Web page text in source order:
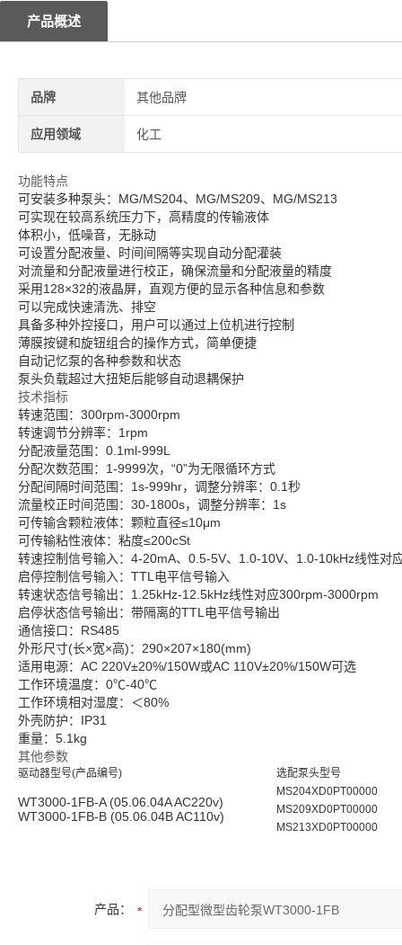
产品概述
品牌 其他品牌
应用领域 化工
功能特点
可安装多种泵头：MG/MS204、MG/MS209、MG/MS213
可实现在较高系统压力下，高精度的传输液体
体积小，低噪音，无脉动
可设置分配液量、时间间隔等实现自动分配灌装
对流量和分配液量进行校正，确保流量和分配液量的精度
采用128×32的液晶屏，直观方便的显示各种信息和参数
可以完成快速清洗、排空
具备多种外控接口，用户可以通过上位机进行控制
薄膜按键和旋钮组合的操作方式，简单便捷
自动记忆泵的各种参数和状态
泵头负载超过大扭矩后能够自动退耦保护
技术指标
转速范围：300rpm-3000rpm
转速调节分辨率：1rpm
分配液量范围：0.1ml-999L
分配次数范围：1-9999次，“0”为无限循环方式
分配间隔时间范围：1s-999hr，调整分辨率：0.1秒
流量校正时间范围：30-1800s，调整分辨率：1s
可传输含颗粒液体：颗粒直径≤10μm
可传输粘性液体：粘度≤200cSt
转速控制信号输入：4-20mA、0.5-5V、1.0-10V、1.0-10kHz线性对
启停控制信号输入：TTL电平信号输入
转速状态信号输出：1.25kHz-12.5kHz线性对应300rpm-3000rpm
启停状态信号输出：带隔离的TTL电平信号输出
通信接口：RS485
外形尺寸(长×宽×高)：290×207×180(mm)
适用电源：AC 220V±20%/150W或AC 110V±20%/150W可选
工作环境温度：0℃-40℃
工作环境相对湿度：＜80%
外壳防护：IP31
重量：5.1kg
其他参数
驱动器型号(产品编号) 选配泵头型号
WT3000-1FB-A (05.06.04A AC220v)
WT3000-1FB-B (05.06.04B AC110v)
MS204XD0PT00000
MS209XD0PT00000
MS213XD0PT00000
产品：